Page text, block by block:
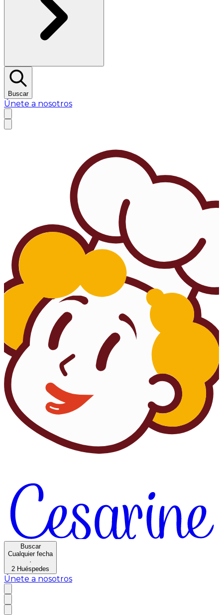
Buscar
Únete a nosotros
Buscar
Cualquier fecha
·
2 Huéspedes
Únete a nosotros